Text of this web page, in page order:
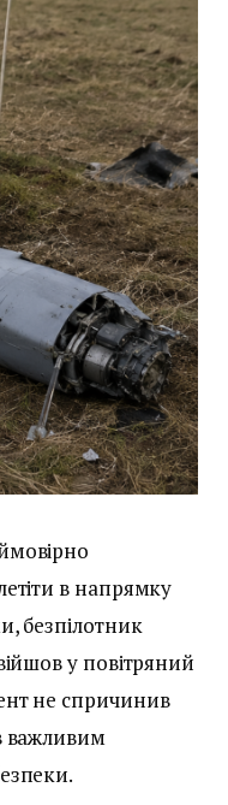
в напрямку
безпілотник
у повітряний
не спричинив
важливим